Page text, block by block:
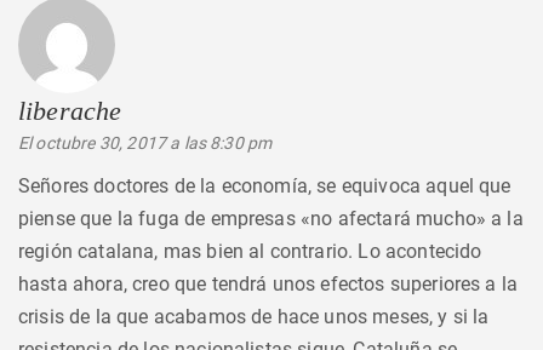
liberache
El octubre 30, 2017 a las 8:30 pm
Señores doctores de la economía, se equivoca aquel que
piense que la fuga de empresas «no afectará mucho» a la
región catalana, mas bien al contrario. Lo acontecido
hasta ahora, creo que tendrá unos efectos superiores a la
crisis de la que acabamos de hace unos meses, y si la